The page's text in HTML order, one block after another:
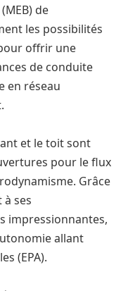
de
les possibilités
offrir une
de conduite
en réseau
et le toit sont
pour le flux
Grâce
à ses
impressionnantes,
allant
(EPA).